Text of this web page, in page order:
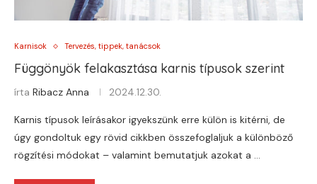
Karnisok Tervezés, tippek, tanácsok
Függönyök felakasztása karnis típusok szerint
írta Ribacz Anna 2024.12.30.
Karnis típusok leírásakor igyekszünk erre külön is kitérni, de
úgy gondoltuk egy rövid cikkben összefoglaljuk a különböző
rögzítési módokat – valamint bemutatjuk azokat a …